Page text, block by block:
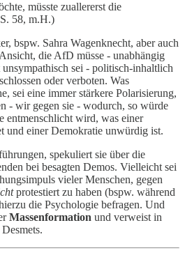
müsste zuallererst die
58, m.H.)
bspw. Sahra Wagenknecht, aber auch
die AfD müsse - unabhängig
sei - politisch-inhaltlich
oder verboten. Was
sei eine immer stärkere Polarisierung,
- wir gegen sie - wodurch, so würde
entmenschlicht wird, was einer
und einer Demokratie unwürdig ist.
spekuliert sie über die
bei besagten Demos. Vielleicht sei
vieler Menschen, gegen
protestiert zu haben (bspw. während
die Psychologie befragen. Und
Massenformation und verweist in